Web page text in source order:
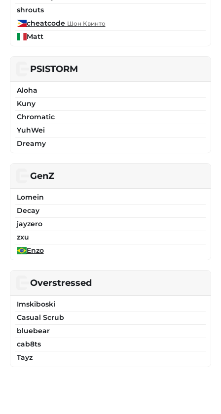
shrouts
cheatcode Шон Квинто
Matt
PSISTORM
Aloha
Kuny
Chromatic
YuhWei
Dreamy
GenZ
Lomein
Decay
jayzero
zxu
Enzo
Overstressed
Imskiboski
Casual Scrub
bluebear
cab8ts
Tayz